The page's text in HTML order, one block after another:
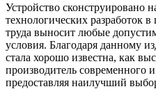
Устройство сконструировано
технологических разработок
труда выносит любые
условия. Благодаря данному
стала хорошо известна, как
производитель современного
предоставляя наилучший